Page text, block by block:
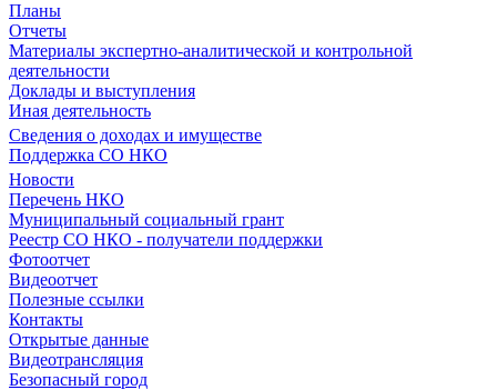
Планы
Отчеты
Материалы экспертно-аналитической и контрольной
деятельности
Доклады и выступления
Иная деятельность
Сведения о доходах и имуществе
Поддержка СО НКО
Новости
Перечень НКО
Муниципальный социальный грант
Реестр СО НКО - получатели поддержки
Фотоотчет
Видеоотчет
Полезные ссылки
Контакты
Открытые данные
Видеотрансляция
Безопасный город